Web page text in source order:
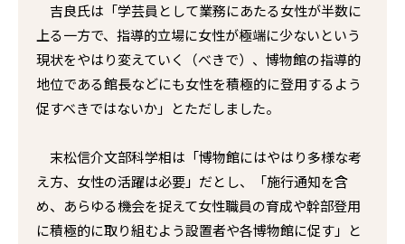
吉良氏は「学芸員として業務にあたる女性が半数に
上る一方で、指導的立場に女性が極端に少ないという
現状をやはり変えていく（べきで）、博物館の指導的
地位である館長などにも女性を積極的に登用するよう
促すべきではないか」とただしました。
末松信介文部科学相は「博物館にはやはり多様な考
え方、女性の活躍は必要」だとし、「施行通知を含
め、あらゆる機会を捉えて女性職員の育成や幹部登用
に積極的に取り組むよう設置者や各博物館に促す」と